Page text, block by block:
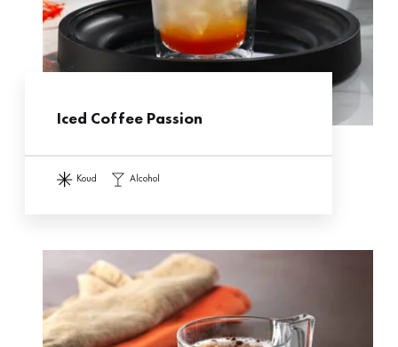
Iced Coffee Passion
koud alcohol